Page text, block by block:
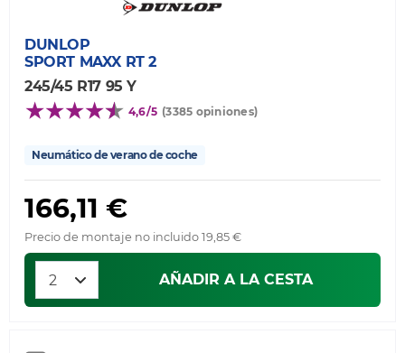
DUNLOP
SPORT MAXX RT 2
245/45 R17 95 Y
4,6/5 (3385 opiniones)
Neumático de verano de coche
166,11 €
Precio de montaje no incluido 19,85 €
AÑADIR A LA CESTA